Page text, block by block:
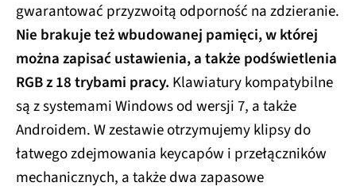
gwarantować przyzwoitą odporność na zdzieranie.
Nie brakuje też wbudowanej pamięci, w której
można zapisać ustawienia, a także podświetlenia
RGB z 18 trybami pracy. Klawiatury kompatybilne
są z systemami Windows od wersji 7, a także
Androidem. W zestawie otrzymujemy klipsy do
łatwego zdejmowania keycapów i przełączników
mechanicznych, a także dwa zapasowe